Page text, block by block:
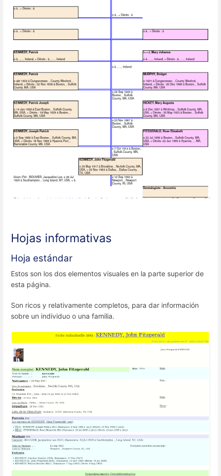
Hojas informativas
Hoja estándar
Estos son los dos elementos visuales en la parte superior de
esta página.
Son ricos y relativamente completos, para dar información
sobre un individuo o una familia.